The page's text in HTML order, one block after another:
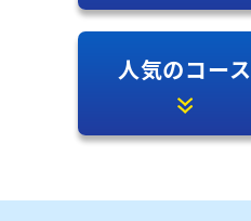
人気のコース